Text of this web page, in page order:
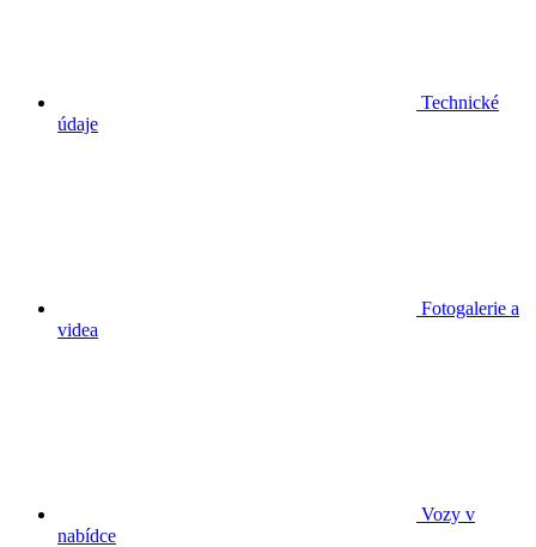
Technické
údaje
Fotogalerie a
videa
Vozy v
nabídce